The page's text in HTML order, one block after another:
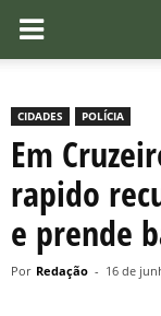
CIDADES POLÍCIA
Em
rapido
e prende
Por Redação - 16 de